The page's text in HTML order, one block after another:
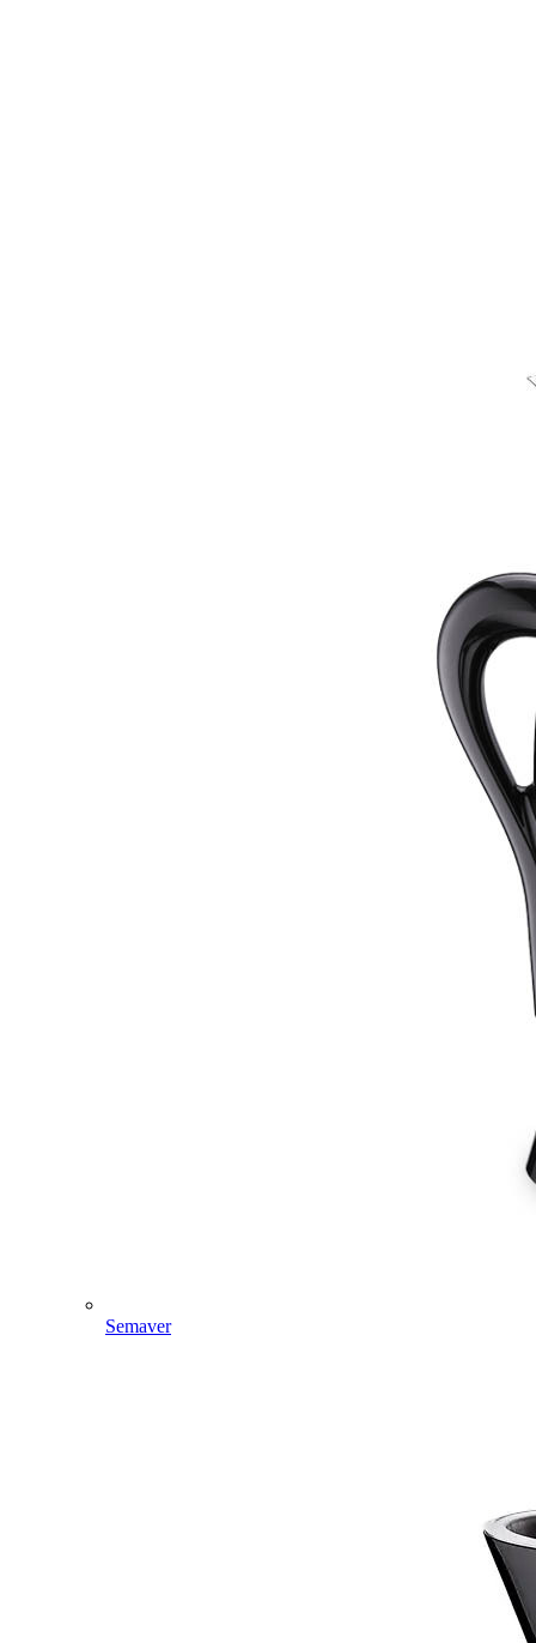
Semaver